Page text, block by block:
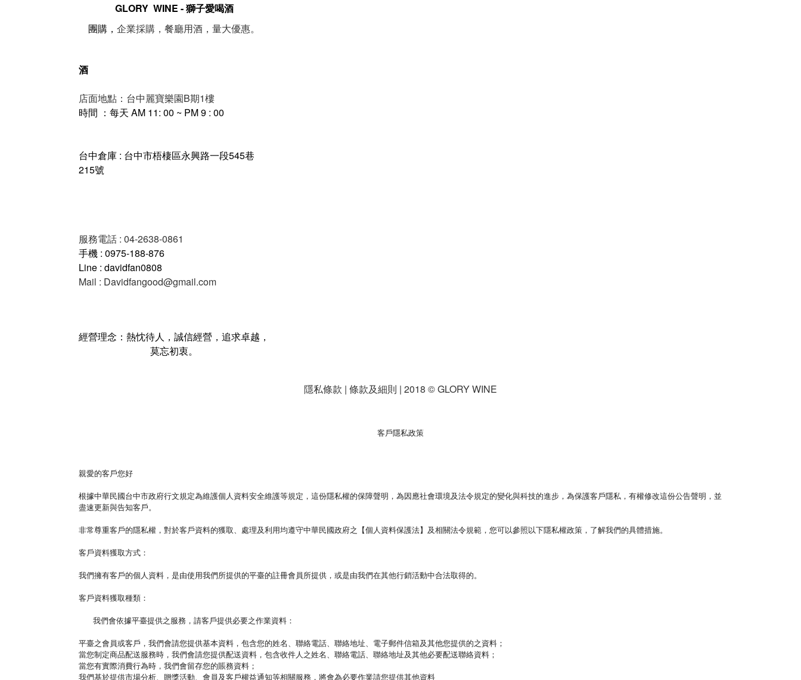
GLORY WINE - 獅子愛喝酒
團購， 企業採購，餐廳用酒，量大優惠。
酒
店面地點：台中麗寶樂園B期1樓
時間 ：每天 AM 11: 00 ~ PM 9 : 00
台中倉庫 : 台中市梧棲區永興路一段545巷
215號
服務電話 : 04-2638-0861
手機 : 0975-188-876
Line : davidfan0808
Mail : Davidfangood@gmail.com
經營理念：熱忱待人，誠信經營，追求卓越，
莫忘初衷。
隱私條款 | 條款及細則 | 2018 © GLORY WINE
客戶隱私政策
親愛的客戶您好
根據中華民國台中市政府行文規定為維護個人資料安全維護等規定，這份隱私權的保障聲明，為因應社會環境及法令規定的變化與科技的進步，為保護客戶隱私，有權修改這份公告聲明，並
盡速更新與告知客戶。
非常尊重客戶的隱私權，對於客戶資料的獲取、處理及利用均遵守中華民國政府之【個人資料保護法】及相關法令規範，您可以參照以下隱私權政策，了解我們的具體措施。
客戶資料獲取方式：
我們擁有客戶的個人資料，是由使用我們所提供的平臺的註冊會員所提供，或是由我們在其他行銷活動中合法取得的。
客戶資料獲取種類：
我們會依據平臺提供之服務，請客戶提供必要之作業資料：
平臺之會員或客戶，我們會請您提供基本資料，包含您的姓名、聯絡電話、聯絡地址、電子郵件信箱及其他您提供的之資料；
當您制定商品配送服務時，我們會請您提供配送資料，包含收件人之姓名、聯絡電話、聯絡地址及其他必要配送聯絡資料；
當您有實際消費行為時，我們會留存您的賬務資料；
我們基於提供市場分析、贈獎活動、會員及客戶權益通知等相關服務，將會為必要作業請您提供其他資料